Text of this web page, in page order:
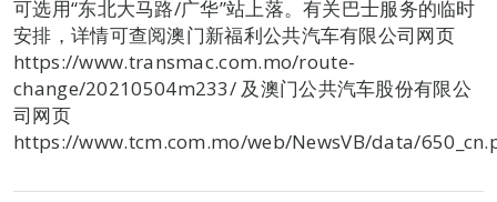
可选用“东北大马路/广华”站上落。有关巴士服务的临时
安排，详情可查阅澳门新福利公共汽车有限公司网页
https://www.transmac.com.mo/route-
change/20210504m233/ 及澳门公共汽车股份有限公
司网页
https://www.tcm.com.mo/web/NewsVB/data/